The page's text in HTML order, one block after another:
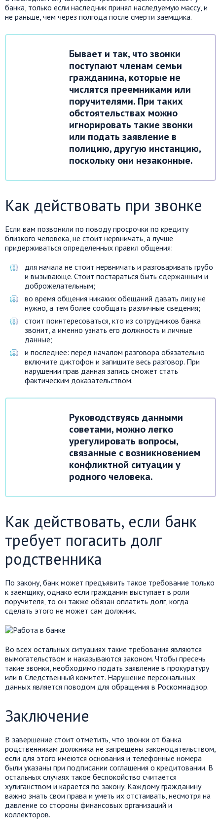
банка, только если наследник принял наследуемую массу, и
не раньше, чем через полгода после смерти заемщика.
Бывает и так, что звонки
поступают членам семьи
гражданина, которые не
числятся преемниками или
поручителями. При таких
обстоятельствах можно
игнорировать такие звонки
или подать заявление в
полицию, другую инстанцию,
поскольку они незаконные.
Как действовать при звонке
Если вам позвонили по поводу просрочки по кредиту
близкого человека, не стоит нервничать, а лучше
придерживаться определенных правил общения:
для начала не стоит нервничать и разговаривать грубо
и вызывающе. Стоит постараться быть сдержанным и
доброжелательным;
во время общения никаких обещаний давать лицу не
нужно, а тем более сообщать различные сведения;
стоит поинтересоваться, кто из сотрудников банка
звонит, а именно узнать его должность и личные
данные;
и последнее: перед началом разговора обязательно
включите диктофон и запишите весь разговор. При
нарушении прав данная запись сможет стать
фактическим доказательством.
Руководствуясь данными
советами, можно легко
урегулировать вопросы,
связанные с возникновением
конфликтной ситуации у
родного человека.
Как действовать, если банк
требует погасить долг
родственника
По закону, банк может предъявить такое требование только
к заемщику, однако если гражданин выступает в роли
поручителя, то он также обязан оплатить долг, когда
сделать этого не может сам должник.
Во всех остальных ситуациях такие требования являются
вымогательством и наказываются законом. Чтобы пресечь
такие звонки, необходимо подать заявление в прокуратуру
или в Следственный комитет. Нарушение персональных
данных является поводом для обращения в Роскомнадзор.
Заключение
В завершение стоит отметить, что звонки от банка
родственникам должника не запрещены законодательством,
если для этого имеются основания и телефонные номера
были указаны при подписании соглашения о кредитовании. В
остальных случаях такое беспокойство считается
хулиганством и карается по закону. Каждому гражданину
важно знать свои права и уметь их отстаивать, несмотря на
давление со стороны финансовых организаций и
коллекторов.